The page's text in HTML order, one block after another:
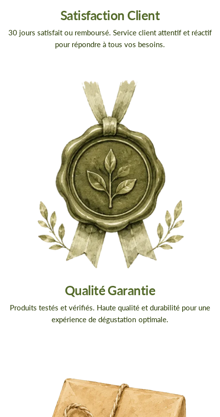
Satisfaction Client
30 jours satisfait ou remboursé. Service client attentif et réactif
pour répondre à tous vos besoins.
Qualité Garantie
Produits testés et vérifiés. Haute qualité et durabilité pour une
expérience de dégustation optimale.